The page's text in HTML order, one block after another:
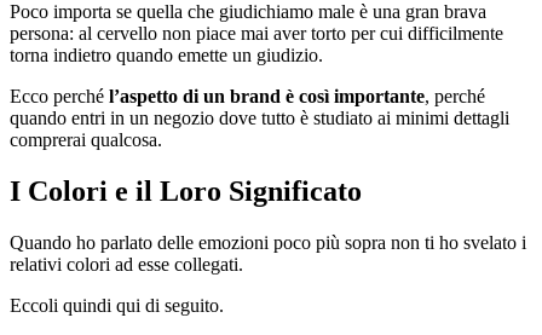
Poco importa se quella che giudichiamo male è una gran brava
persona: al cervello non piace mai aver torto per cui difficilmente
torna indietro quando emette un giudizio.
Ecco perché l’aspetto di un brand è così importante, perché
quando entri in un negozio dove tutto è studiato ai minimi dettagli
comprerai qualcosa.
I Colori e il Loro Significato
Quando ho parlato delle emozioni poco più sopra non ti ho svelato i
relativi colori ad esse collegati.
Eccoli quindi qui di seguito.